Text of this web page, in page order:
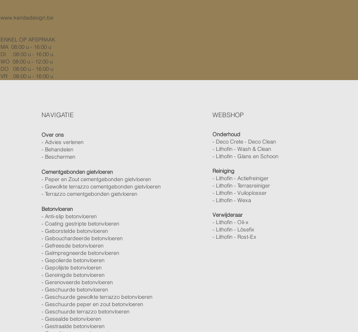
www.kendadesign.be
ENKEL OP AFSPRAAK
MA 08:00 u - 16:00 u
DI 08:00 u - 16:00 u
WO 08:00 u - 12:00 u
DO 08:00 u - 16:00 u
VR 08:00 u - 16:00 u
NAVIGATIE
Over ons
-Advies verlenen
- Behandelen
- Beschermen
Cementgebonden gietvloeren
- Peper en Zout cementgebonden gietvloeren
- Gewolkte terrazzo cementgebonden gietvloeren
- Terrazzo cementgebonden gietvloeren
Betonvloeren
-Anti-slip betonvloeren
-Coating gestripte betonvloeren
-Geborstelde betonvloeren
-Gebouchardeerde betonvloeren
-Gefreesde betonvloeren
-Geïmpregneerde betonvloeren
-Gepolierde betonvloeren
-Gepolijste betonvloeren
- Gereinigde betonvloeren
-Gerenoveerde betonvloeren
-Geschuurde betonvloeren
-Geschuurde gewolkte terrazzo betonvloeren
-Geschuurde peper en zout betonvloeren
-Geschuurde terrazzo betonvloeren
-Gesealde betonvloeren
-Gestraalde betonvloeren
WEBSHOP
Onderhoud
- Deco Crete - Deco Clean
- Lithofin - Wash & Clean
- Lithofin - Glans en Schoon
Reiniging
- Lithofin - Actiefreiniger
- Lithofin - Terrasreiniger
- Lithofin - Vuiloplosser
- Lithofin - Wexa
Verwijderaar
- Lithofin - Oil-x
- Lithofin - Lösefix
- Lithofin - Rost-Ex